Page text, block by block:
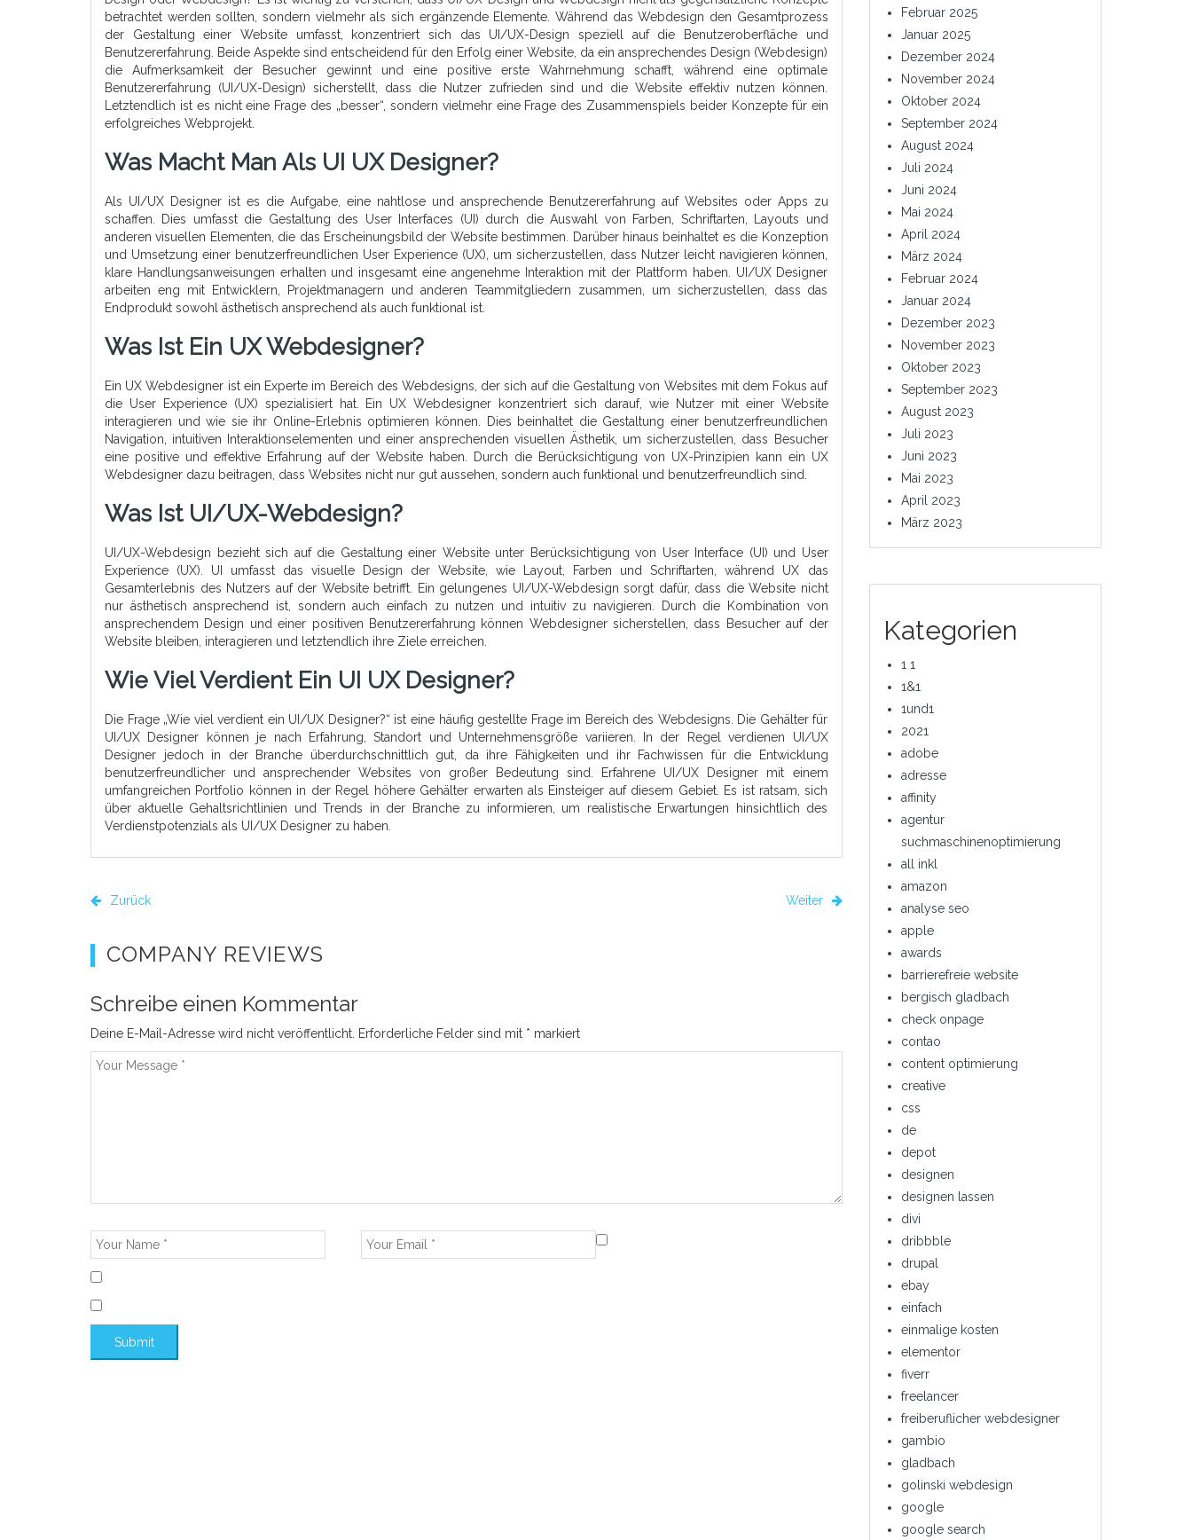
betrachtet werden sollten, sondern vielmehr als sich ergänzende Elemente. Während das Webdesign den Gesamtprozess
der Gestaltung einer Website umfasst, konzentriert sich das UI/UX-Design speziell auf die Benutzeroberfläche und
Benutzererfahrung. Beide Aspekte sind entscheidend für den Erfolg einer Website, da ein ansprechendes Design (Webdesign)
die Aufmerksamkeit der Besucher gewinnt und eine positive erste Wahrnehmung schafft, während eine optimale
Benutzererfahrung (UI/UX-Design) sicherstellt, dass die Nutzer zufrieden sind und die Website effektiv nutzen können.
Letztendlich ist es nicht eine Frage des „besser“, sondern vielmehr eine Frage des Zusammenspiels beider Konzepte für ein
erfolgreiches Webprojekt.
Was Macht Man Als UI UX Designer?
Als UI/UX Designer ist es die Aufgabe, eine nahtlose und ansprechende Benutzererfahrung auf Websites oder Apps zu
schaffen. Dies umfasst die Gestaltung des User Interfaces (UI) durch die Auswahl von Farben, Schriftarten, Layouts und
anderen visuellen Elementen, die das Erscheinungsbild der Website bestimmen. Darüber hinaus beinhaltet es die Konzeption
und Umsetzung einer benutzerfreundlichen User Experience (UX), um sicherzustellen, dass Nutzer leicht navigieren können,
klare Handlungsanweisungen erhalten und insgesamt eine angenehme Interaktion mit der Plattform haben. UI/UX Designer
arbeiten eng mit Entwicklern, Projektmanagern und anderen Teammitgliedern zusammen, um sicherzustellen, dass das
Endprodukt sowohl ästhetisch ansprechend als auch funktional ist.
Was Ist Ein UX Webdesigner?
Ein UX Webdesigner ist ein Experte im Bereich des Webdesigns, der sich auf die Gestaltung von Websites mit dem Fokus auf
die User Experience (UX) spezialisiert hat. Ein UX Webdesigner konzentriert sich darauf, wie Nutzer mit einer Website
interagieren und wie sie ihr Online-Erlebnis optimieren können. Dies beinhaltet die Gestaltung einer benutzerfreundlichen
Navigation, intuitiven Interaktionselementen und einer ansprechenden visuellen Ästhetik, um sicherzustellen, dass Besucher
eine positive und effektive Erfahrung auf der Website haben. Durch die Berücksichtigung von UX-Prinzipien kann ein UX
Webdesigner dazu beitragen, dass Websites nicht nur gut aussehen, sondern auch funktional und benutzerfreundlich sind.
Was Ist UI/UX-Webdesign?
UI/UX-Webdesign bezieht sich auf die Gestaltung einer Website unter Berücksichtigung von User Interface (UI) und User
Experience (UX). UI umfasst das visuelle Design der Website, wie Layout, Farben und Schriftarten, während UX das
Gesamterlebnis des Nutzers auf der Website betrifft. Ein gelungenes UI/UX-Webdesign sorgt dafür, dass die Website nicht
nur ästhetisch ansprechend ist, sondern auch einfach zu nutzen und intuitiv zu navigieren. Durch die Kombination von
ansprechendem Design und einer positiven Benutzererfahrung können Webdesigner sicherstellen, dass Besucher auf der
Website bleiben, interagieren und letztendlich ihre Ziele erreichen.
Wie Viel Verdient Ein UI UX Designer?
Die Frage „Wie viel verdient ein UI/UX Designer?“ ist eine häufig gestellte Frage im Bereich des Webdesigns. Die Gehälter für
UI/UX Designer können je nach Erfahrung, Standort und Unternehmensgröße variieren. In der Regel verdienen UI/UX
Designer jedoch in der Branche überdurchschnittlich gut, da ihre Fähigkeiten und ihr Fachwissen für die Entwicklung
benutzerfreundlicher und ansprechender Websites von großer Bedeutung sind. Erfahrene UI/UX Designer mit einem
umfangreichen Portfolio können in der Regel höhere Gehälter erwarten als Einsteiger auf diesem Gebiet. Es ist ratsam, sich
über aktuelle Gehaltsrichtlinien und Trends in der Branche zu informieren, um realistische Erwartungen hinsichtlich des
Verdienstpotenzials als UI/UX Designer zu haben.
Zurück Weiter
COMPANY REVIEWS
Schreibe einen Kommentar
Deine E-Mail-Adresse wird nicht veröffentlicht. Erforderliche Felder sind mit * markiert
Februar 2025
Januar 2025
Dezember 2024
November 2024
Oktober 2024
September 2024
August 2024
Juli 2024
Juni 2024
Mai 2024
April 2024
März 2024
Februar 2024
Januar 2024
Dezember 2023
November 2023
Oktober 2023
September 2023
August 2023
Juli 2023
Juni 2023
Mai 2023
April 2023
März 2023
Kategorien
1 1
1&1
1und1
2021
adobe
adresse
affinity
agentur
suchmaschinenoptimierung
all inkl
amazon
analyse seo
apple
awards
barrierefreie website
bergisch gladbach
check onpage
contao
content optimierung
creative
css
de
depot
designen
designen lassen
divi
dribbble
drupal
ebay
einfach
einmalige kosten
elementor
fiverr
freelancer
freiberuflicher webdesigner
gambio
gladbach
golinski webdesign
google
google search